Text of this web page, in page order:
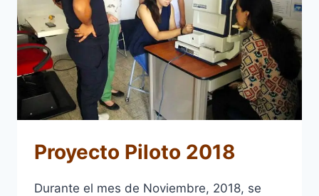
FUNDADORES
Proyecto Piloto 2018
Durante el mes de Noviembre, 2018, se